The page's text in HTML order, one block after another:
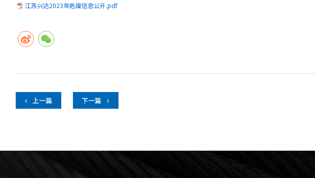
江苏兴达2023年危废信息公开.pdf
上一篇 下一篇